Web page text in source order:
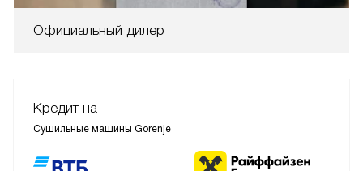
Официальный дилер
Кредит на
Сушильные машины Gorenje